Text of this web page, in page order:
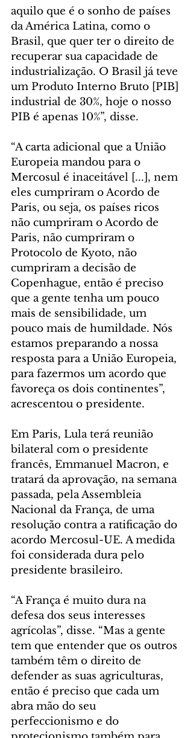
aquilo que é o sonho de países
da América Latina, como o
Brasil, que quer ter o direito de
recuperar sua capacidade de
industrialização. O Brasil já teve
um Produto Interno Bruto [PIB]
industrial de 30%, hoje o nosso
PIB é apenas 10%”, disse.
“A carta adicional que a União
Europeia mandou para o
Mercosul é inaceitável [...], nem
eles cumpriram o Acordo de
Paris, ou seja, os países ricos
não cumpriram o Acordo de
Paris, não cumpriram o
Protocolo de Kyoto, não
cumpriram a decisão de
Copenhague, então é preciso
que a gente tenha um pouco
mais de sensibilidade, um
pouco mais de humildade. Nós
estamos preparando a nossa
resposta para a União Europeia,
para fazermos um acordo que
favoreça os dois continentes”,
acrescentou o presidente.
Em Paris, Lula terá reunião
bilateral com o presidente
francês, Emmanuel Macron, e
tratará da aprovação, na semana
passada, pela Assembleia
Nacional da França, de uma
resolução contra a ratificação do
acordo Mercosul-UE. A medida
foi considerada dura pelo
presidente brasileiro.
“A França é muito dura na
defesa dos seus interesses
agrícolas”, disse. “Mas a gente
tem que entender que os outros
também têm o direito de
defender as suas agriculturas,
então é preciso que cada um
abra mão do seu
perfeccionismo e do